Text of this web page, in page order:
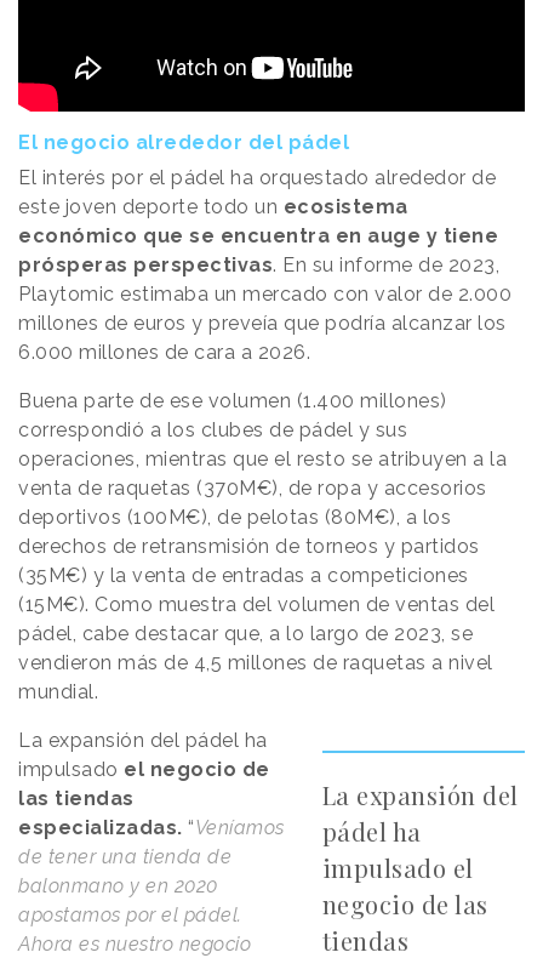
El negocio alrededor del pádel
El interés por el pádel ha orquestado alrededor de
este joven deporte todo un ecosistema
económico que se encuentra en auge y tiene
prósperas perspectivas. En su informe de 2023,
Playtomic estimaba un mercado con valor de 2.000
millones de euros y preveía que podría alcanzar los
6.000 millones de cara a 2026.
Buena parte de ese volumen (1.400 millones)
correspondió a los clubes de pádel y sus
operaciones, mientras que el resto se atribuyen a la
venta de raquetas (370M€), de ropa y accesorios
deportivos (100M€), de pelotas (80M€), a los
derechos de retransmisión de torneos y partidos
(35M€) y la venta de entradas a competiciones
(15M€). Como muestra del volumen de ventas del
pádel, cabe destacar que, a lo largo de 2023, se
vendieron más de 4,5 millones de raquetas a nivel
mundial.
La expansión del
pádel ha
impulsado el
negocio de las
tiendas
La expansión del pádel ha
impulsado el negocio de
las tiendas
especializadas. “Veníamos
de tener una tienda de
balonmano y en 2020
apostamos por el pádel.
Ahora es nuestro negocio